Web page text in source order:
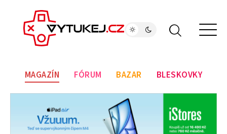
MAGAZÍN FÓRUM BAZAR BLESKOVKY